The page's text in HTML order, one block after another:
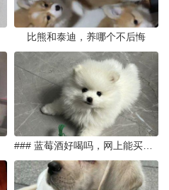
比熊和泰迪，养哪个不后悔